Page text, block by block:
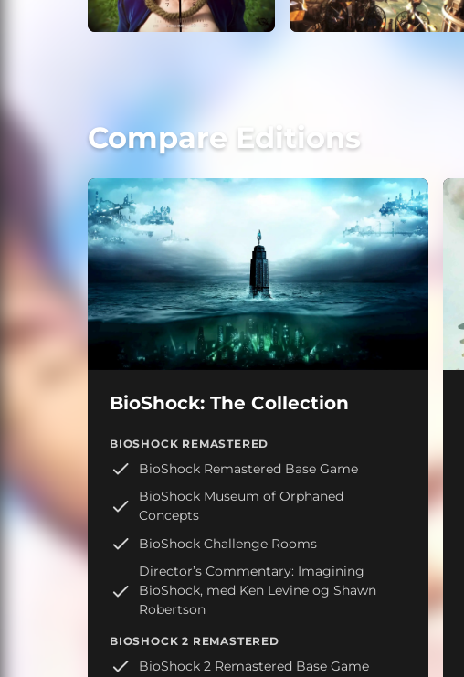
Compare Editions
BioShock: The Collection
BIOSHOCK REMASTERED
BioShock Remastered Base Game
BioShock Museum of Orphaned
Concepts
BioShock Challenge Rooms
Director’s Commentary: Imagining
BioShock, med Ken Levine og Shawn
Robertson
BIOSHOCK 2 REMASTERED
BioShock 2 Remastered Base Game